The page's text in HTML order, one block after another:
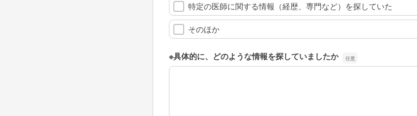
特定の医師に関する情報（経歴、専門など）を探していた
そのほか
※具体的に、どのような情報を探していましたか
※具体的に、どのような情報を探していましたか